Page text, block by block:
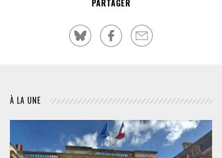
PARTAGER
À LA UNE